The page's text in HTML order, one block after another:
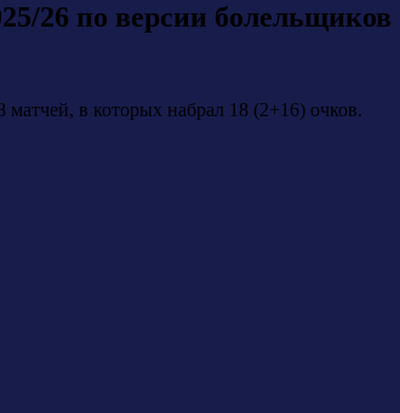
26 по версии болельщиков
в которых набрал 18 (2+16) очков.